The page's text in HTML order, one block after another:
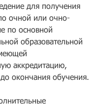
для получения
очной или очно-
по основной
образовательной
аккредитацию,
окончания обучения.